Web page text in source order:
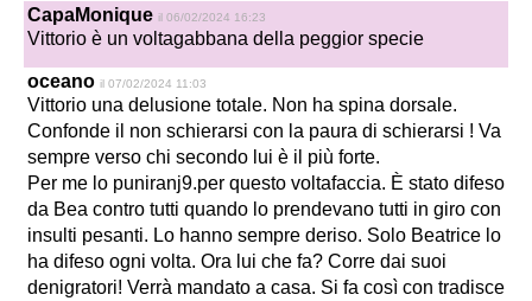
CapaMonique il 06/02/2024 16:23
Vittorio è un voltagabbana della peggior specie
oceano il 07/02/2024 11:03
Vittorio una delusione totale. Non ha spina dorsale.
Confonde il non schierarsi con la paura di schierarsi ! Va
sempre verso chi secondo lui è il più forte.
Per me lo puniranj9.per questo voltafaccia. È stato difeso
da Bea contro tutti quando lo prendevano tutti in giro con
insulti pesanti. Lo hanno sempre deriso. Solo Beatrice lo
ha difeso ogni volta. Ora lui che fa? Corre dai suoi
denigratori! Verrà mandato a casa. Si fa così con tradisce